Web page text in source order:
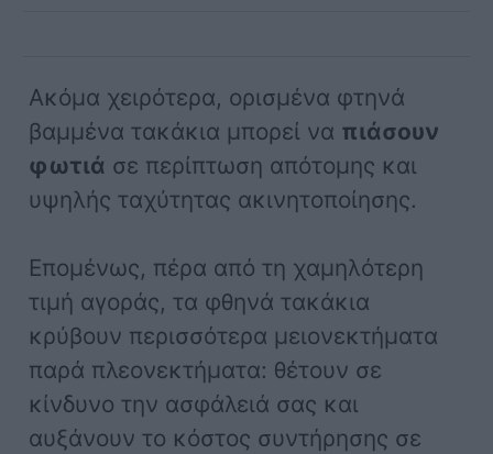
Ακόμα χειρότερα, ορισμένα φτηνά
βαμμένα τακάκια μπορεί να πιάσουν
φωτιά σε περίπτωση απότομης και
υψηλής ταχύτητας ακινητοποίησης.
Επομένως, πέρα από τη χαμηλότερη
τιμή αγοράς, τα φθηνά τακάκια
κρύβουν περισσότερα μειονεκτήματα
παρά πλεονεκτήματα: θέτουν σε
κίνδυνο την ασφάλειά σας και
αυξάνουν το κόστος συντήρησης σε